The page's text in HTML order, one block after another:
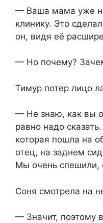
— Ваша мама уже
клинику. Это
он, видя её
— Но почему?
Тимур потер лицо
— Не знаю, как вы
равно надо
которая пошла на
отец, на заднем
Мы очень спешили,
Соня смотрела на
— Значит, поэтому